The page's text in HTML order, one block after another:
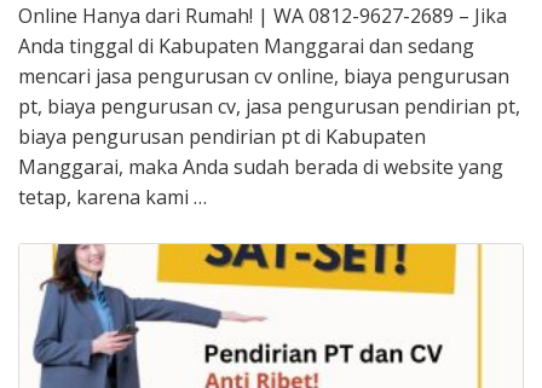
Online Hanya dari Rumah! | WA 0812-9627-2689 – Jika
Anda tinggal di Kabupaten Manggarai dan sedang
mencari jasa pengurusan cv online, biaya pengurusan
pt, biaya pengurusan cv, jasa pengurusan pendirian pt,
biaya pengurusan pendirian pt di Kabupaten
Manggarai, maka Anda sudah berada di website yang
tetap, karena kami …